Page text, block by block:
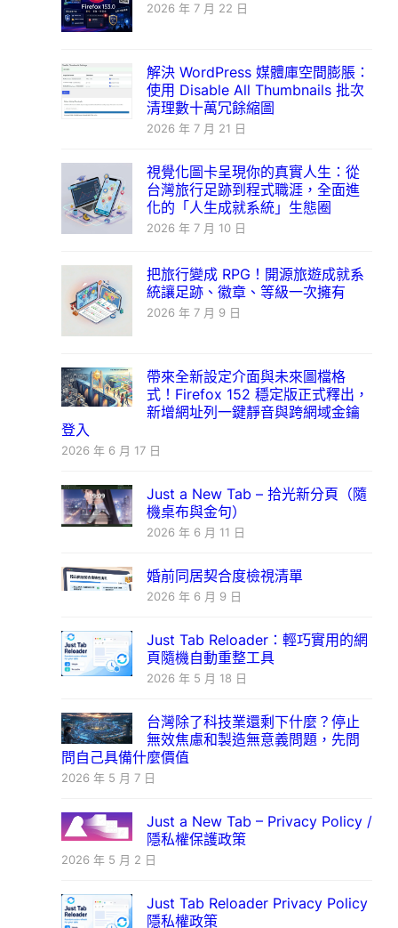
2026 年 7 月 22 日
解決 WordPress 媒體庫空間膨脹：
使用 Disable All Thumbnails 批次
清理數十萬冗餘縮圖
2026 年 7 月 21 日
視覺化圖卡呈現你的真實人生：從
台灣旅行足跡到程式職涯，全面進
化的「人生成就系統」生態圈
2026 年 7 月 10 日
把旅行變成 RPG！開源旅遊成就系
統讓足跡、徽章、等級一次擁有
2026 年 7 月 9 日
帶來全新設定介面與未來圖檔格
式！Firefox 152 穩定版正式釋出，
新增網址列一鍵靜音與跨網域金鑰
登入
2026 年 6 月 17 日
Just a New Tab – 拾光新分頁（隨
機桌布與金句）
2026 年 6 月 11 日
婚前同居契合度檢視清單
2026 年 6 月 9 日
Just Tab Reloader：輕巧實用的網
頁隨機自動重整工具
2026 年 5 月 18 日
台灣除了科技業還剩下什麼？停止
無效焦慮和製造無意義問題，先問
問自己具備什麼價值
2026 年 5 月 7 日
Just a New Tab – Privacy Policy /
隱私權保護政策
2026 年 5 月 2 日
Just Tab Reloader Privacy Policy
隱私權政策